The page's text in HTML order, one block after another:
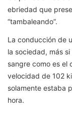
ebriedad que
“tambaleando”.
La conducción de
la sociedad, más
sangre como es el
velocidad de 102
solamente estaba
hora.